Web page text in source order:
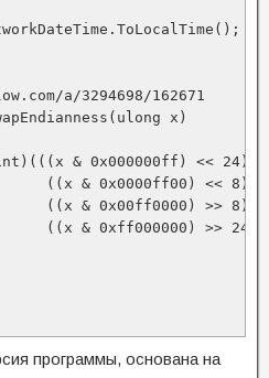
a/3294698/162671
x)
& 0x000000ff) << 24) +
((x & 0x0000ff00) << 8) +
((x & 0x00ff0000) >> 8) +
((x & 0xff000000) >>
программы, основана на